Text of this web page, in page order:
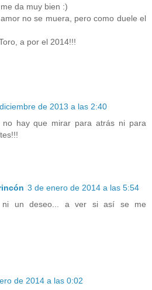
da muy bien :)
no se muera, pero como duele el
a por el 2014!!!
de 2013 a las 2:40
hay que mirar para atrás ni para
3 de enero de 2014 a las 5:54
ni un deseo... a ver si así se me
de 2014 a las 0:02